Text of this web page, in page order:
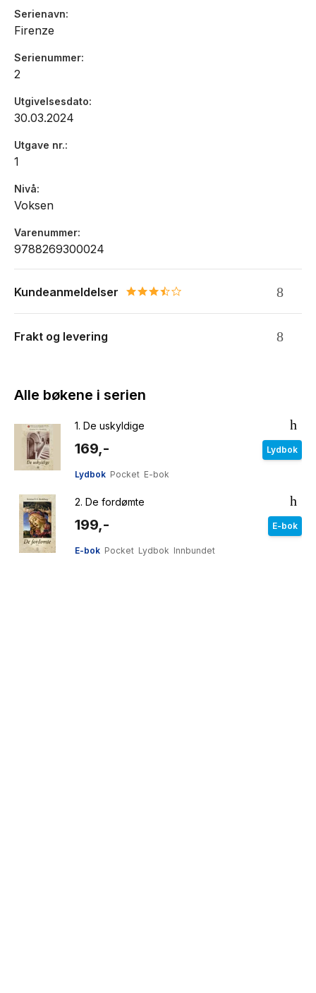
Serienavn
Firenze
Serienummer
2
Utgivelsesdato
30.03.2024
Utgave nr.
1
Nivå
Voksen
Varenummer
9788269300024
Kundeanmeldelser 3.5 star rating
Frakt og levering
Alle bøkene i serien
1. De uskyldige
169,- Lydbok
Lydbok Pocket E-bok
2. De fordømte
199,- E-bok
E-bok Pocket Lydbok Innbundet